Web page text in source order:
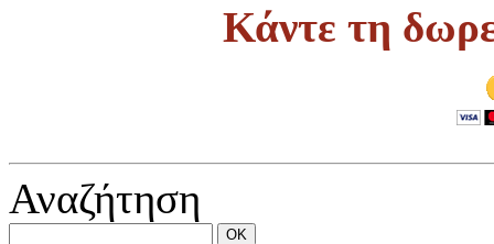
Κάντε τη
Αναζήτηση
OK